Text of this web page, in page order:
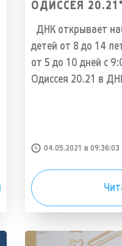
ОДИССЕЯ 20.21"
ДНК открывает
детей от 8 до 14
от 5 до 10 дней с
Одиссея 20.21 в
04.05.2021 в 09:36:03